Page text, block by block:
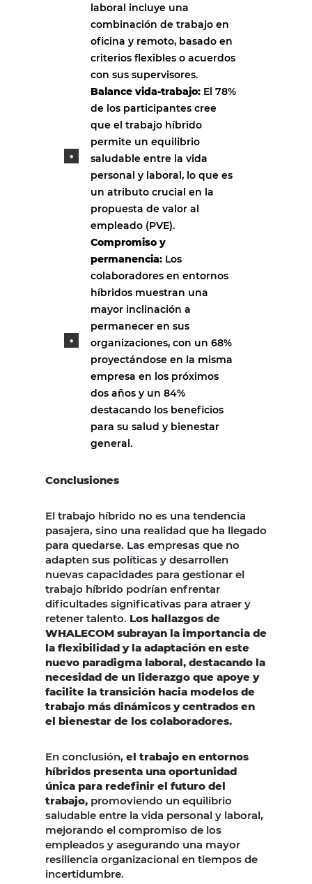
laboral incluye una
combinación de trabajo en
oficina y remoto, basado en
criterios flexibles o acuerdos
con sus supervisores.
Balance vida-trabajo: El 78%
de los participantes cree
que el trabajo híbrido
permite un equilibrio
saludable entre la vida
personal y laboral, lo que es
un atributo crucial en la
propuesta de valor al
empleado (PVE).
Compromiso y
permanencia: Los
colaboradores en entornos
híbridos muestran una
mayor inclinación a
permanecer en sus
organizaciones, con un 68%
proyectándose en la misma
empresa en los próximos
dos años y un 84%
destacando los beneficios
para su salud y bienestar
general.
Conclusiones
El trabajo híbrido no es una tendencia
pasajera, sino una realidad que ha llegado
para quedarse. Las empresas que no
adapten sus políticas y desarrollen
nuevas capacidades para gestionar el
trabajo híbrido podrían enfrentar
dificultades significativas para atraer y
retener talento. Los hallazgos de
WHALECOM subrayan la importancia de
la flexibilidad y la adaptación en este
nuevo paradigma laboral, destacando la
necesidad de un liderazgo que apoye y
facilite la transición hacia modelos de
trabajo más dinámicos y centrados en
el bienestar de los colaboradores.
En conclusión, el trabajo en entornos
híbridos presenta una oportunidad
única para redefinir el futuro del
trabajo, promoviendo un equilibrio
saludable entre la vida personal y laboral,
mejorando el compromiso de los
empleados y asegurando una mayor
resiliencia organizacional en tiempos de
incertidumbre.